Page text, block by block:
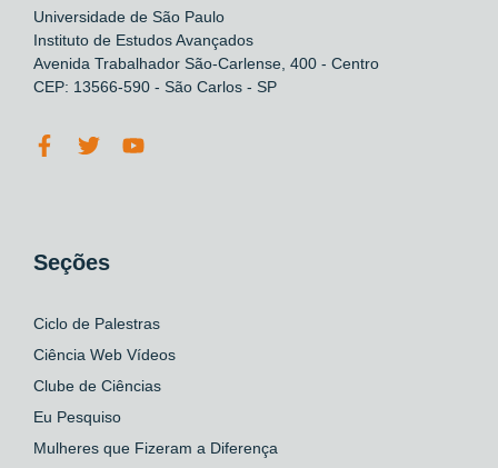
Universidade de São Paulo
Instituto de Estudos Avançados
Avenida Trabalhador São-Carlense, 400 - Centro
CEP: 13566-590 - São Carlos - SP
Seções
Ciclo de Palestras
Ciência Web Vídeos
Clube de Ciências
Eu Pesquiso
Mulheres que Fizeram a Diferença